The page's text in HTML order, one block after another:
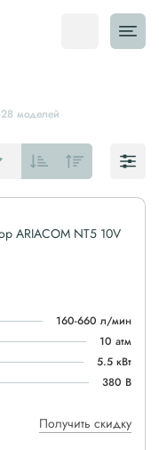
моделей
ARIACOM NT5 10V
160-660 л/мин
10 атм
5.5 кВт
380 В
Получить скидку